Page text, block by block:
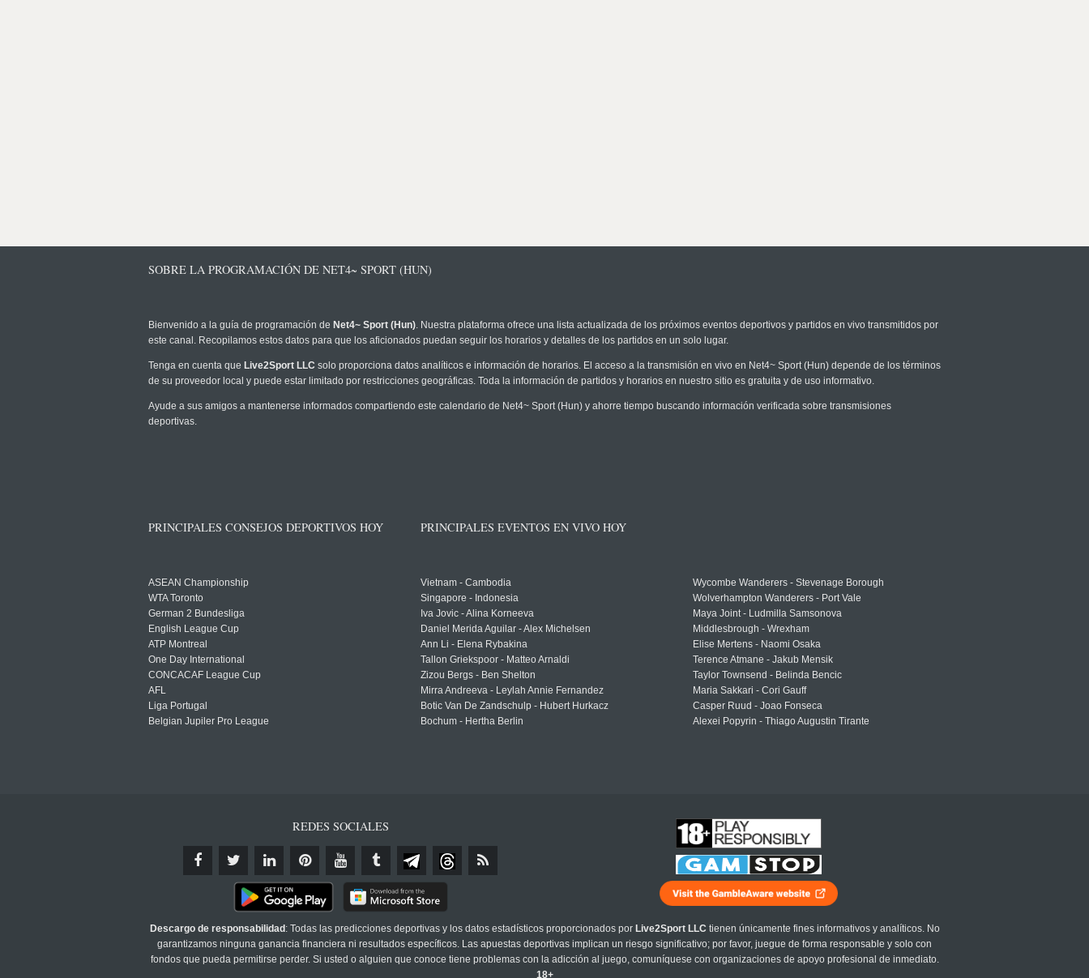
SOBRE LA PROGRAMACIÓN DE NET4~ SPORT (HUN)
Bienvenido a la guía de programación de Net4~ Sport (Hun). Nuestra plataforma ofrece una lista actualizada de los próximos eventos deportivos y partidos en vivo transmitidos por
este canal. Recopilamos estos datos para que los aficionados puedan seguir los horarios y detalles de los partidos en un solo lugar.
Tenga en cuenta que Live2Sport LLC solo proporciona datos analíticos e información de horarios. El acceso a la transmisión en vivo en Net4~ Sport (Hun) depende de los términos
de su proveedor local y puede estar limitado por restricciones geográficas. Toda la información de partidos y horarios en nuestro sitio es gratuita y de uso informativo.
Ayude a sus amigos a mantenerse informados compartiendo este calendario de Net4~ Sport (Hun) y ahorre tiempo buscando información verificada sobre transmisiones
deportivas.
PRINCIPALES CONSEJOS DEPORTIVOS HOY
ASEAN Championship
WTA Toronto
German 2 Bundesliga
English League Cup
ATP Montreal
One Day International
CONCACAF League Cup
AFL
Liga Portugal
Belgian Jupiler Pro League
PRINCIPALES EVENTOS EN VIVO HOY
Vietnam - Cambodia
Singapore - Indonesia
Iva Jovic - Alina Korneeva
Daniel Merida Aguilar - Alex Michelsen
Ann Li - Elena Rybakina
Tallon Griekspoor - Matteo Arnaldi
Zizou Bergs - Ben Shelton
Mirra Andreeva - Leylah Annie Fernandez
Botic Van De Zandschulp - Hubert Hurkacz
Bochum - Hertha Berlin
Wycombe Wanderers - Stevenage Borough
Wolverhampton Wanderers - Port Vale
Maya Joint - Ludmilla Samsonova
Middlesbrough - Wrexham
Elise Mertens - Naomi Osaka
Terence Atmane - Jakub Mensik
Taylor Townsend - Belinda Bencic
Maria Sakkari - Cori Gauff
Casper Ruud - Joao Fonseca
Alexei Popyrin - Thiago Augustin Tirante
REDES SOCIALES
Descargo de responsabilidad : Todas las predicciones deportivas y los datos estadísticos proporcionados por Live2Sport LLC tienen únicamente fines informativos y analíticos. No
garantizamos ninguna ganancia financiera ni resultados específicos. Las apuestas deportivas implican un riesgo significativo; por favor, juegue de forma responsable y solo con
fondos que pueda permitirse perder. Si usted o alguien que conoce tiene problemas con la adicción al juego, comuníquese con organizaciones de apoyo profesional de inmediato.
18+